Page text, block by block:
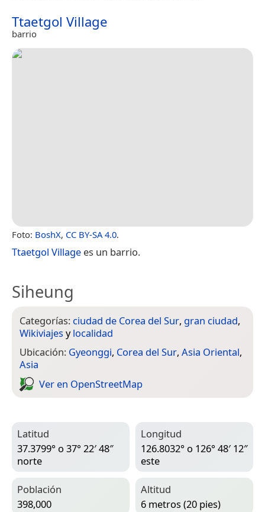
Ttaetgol Village
barrio
Foto: BoshX, CC BY-SA 4.0.
Ttaetgol Village es un barrio.
Siheung
Categorías: ciudad de Corea del Sur, gran ciudad,
Wikiviajes ylocalidad
Ubicación: Gyeonggi, Corea del Sur, Asia Oriental,
Asia
Ver en Open­Street­Map
Latitud
37.3799° o 37° 22′ 48″
norte
Longitud
126.8032° o 126° 48′ 12″
este
Población
398,000
Altitud
6 metros (20 pies)